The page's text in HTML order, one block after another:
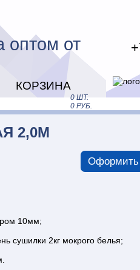
оптом от
КОРЗИНА
0 ШТ.
0 РУБ.
2,0М
Оформить
10мм;
сушилки 2кг мокрого белья;